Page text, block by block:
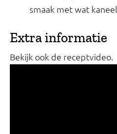
smaak met wat kaneel.
Extra informatie
Bekijk ook de receptvideo.